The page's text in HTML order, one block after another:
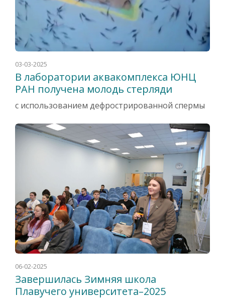
03-03-2025
В лаборатории аквакомплекса ЮНЦ
РАН получена молодь стерляди
с использованием дефрострированной спермы
06-02-2025
Завершилась Зимняя школа
Плавучего университета–2025